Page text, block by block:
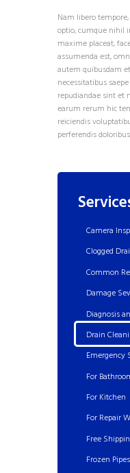
Nam libero
optio, cumque nihil
maxime placeat,
assumenda est,
autem quibusdam
necessitatibus
repudiandae sint et
earum rerum hic
reiciendis
perferendis
Camera
Clogged
Common
Damage
Diagnosis
Drain
Emergency
For
For Kitchen
For Repair
Free
Frozen Pipes